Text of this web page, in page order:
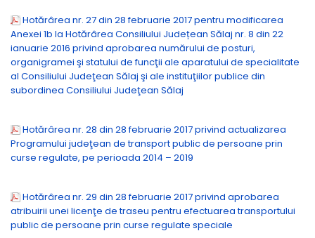
Hotărârea nr. 27 din 28 februarie 2017 pentru modificarea
Anexei 1b la Hotărârea Consiliului Județean Sălaj nr. 8 din 22
ianuarie 2016 privind aprobarea numărului de posturi,
organigramei şi statului de funcţii ale aparatului de specialitate
al Consiliului Judeţean Sălaj şi ale instituţiilor publice din
subordinea Consiliului Judeţean Sălaj
Hotărârea nr. 28 din 28 februarie 2017 privind actualizarea
Programului judeţean de transport public de persoane prin
curse regulate, pe perioada 2014 – 2019
Hotărârea nr. 29 din 28 februarie 2017 privind aprobarea
atribuirii unei licenţe de traseu pentru efectuarea transportului
public de persoane prin curse regulate speciale